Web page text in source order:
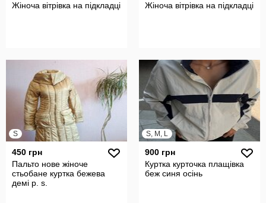
Жіноча вітрівка на підкладці
Жіноча вітрівка на підкладці
S
450 грн
Пальто нове жіноче
стьобане куртка бежева
демі р. s.
S, M, L
900 грн
Куртка курточка плащівка
беж синя осінь